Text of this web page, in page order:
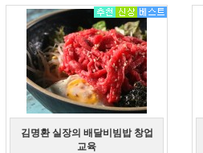
김명환 실장의 배달비빔밥 창업
교육